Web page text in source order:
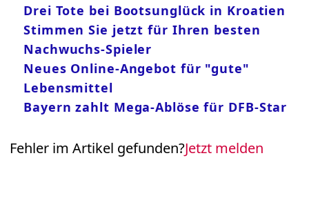
Drei Tote bei Bootsunglück in Kroatien
Stimmen Sie jetzt für Ihren besten
Nachwuchs-Spieler
Neues Online-Angebot für "gute"
Lebensmittel
Bayern zahlt Mega-Ablöse für DFB-Star
Fehler im Artikel gefunden?Jetzt melden